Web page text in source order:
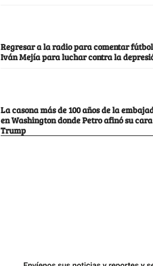
Regresar a la radio para comentar
Iván Mejía para luchar contra la
La casona más de 100 años de la
en Washington donde Petro afinó su
Trump